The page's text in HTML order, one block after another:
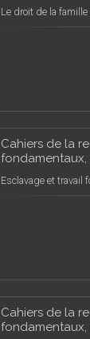
Le droit de la
Cahiers de la
fondamentaux,
Esclavage et travail
Cahiers de la
fondamentaux,